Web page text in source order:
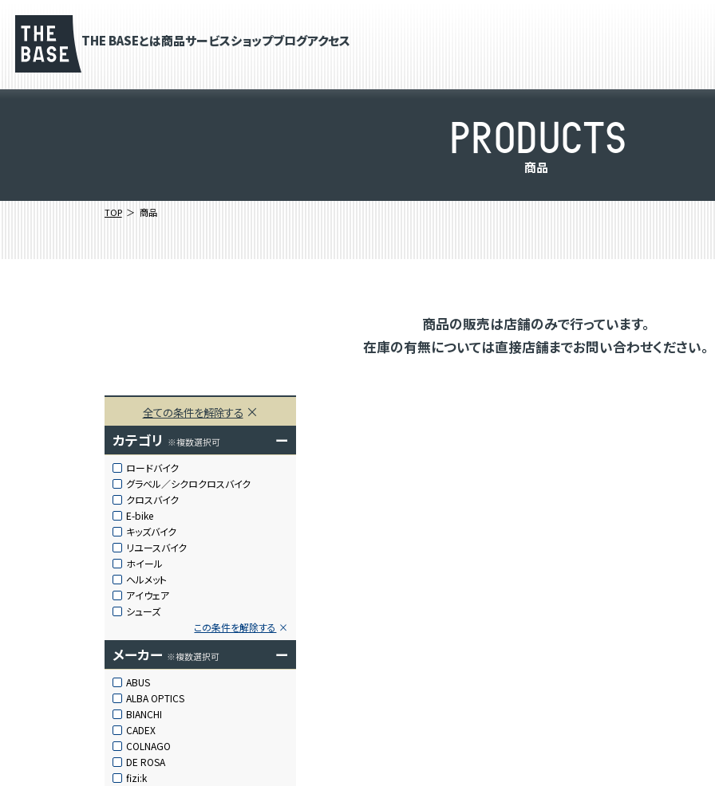
THE BASEとは商品サービスショップブログアクセス
PRODUCTS
商品
TOP 商品
商品の販売は店舗のみで行っています。
在庫の有無については直接店舗までお問い合わせください。
全ての条件を解除する
カテゴリ ※複数選択可 ー
ロードバイク
グラベル／シクロクロスバイク
クロスバイク
E-bike
キッズバイク
リユースバイク
ホイール
ヘルメット
アイウェア
シューズ
この条件を解除する
メーカー ※複数選択可 ー
ABUS
ALBA OPTICS
BIANCHI
CADEX
COLNAGO
DE ROSA
fizi:k